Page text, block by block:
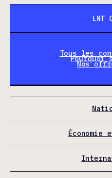
LNT
Tous les
Pourquoi
Nos
Économie